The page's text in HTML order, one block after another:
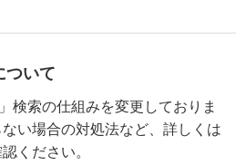
ついて
検索の仕組みを変更しておりま
い場合の対処法など、詳しくは
ください。